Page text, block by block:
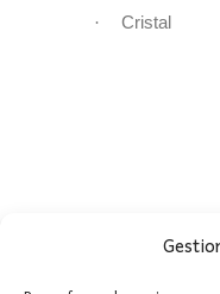
· Cristal